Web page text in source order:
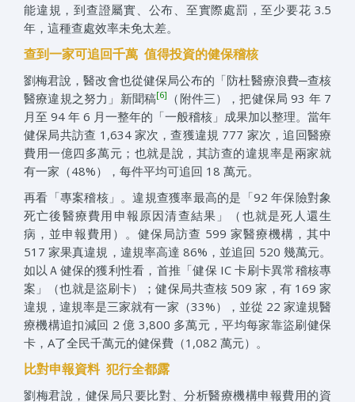
能違規，到查證屬實、公布、至實際處罰，至少要花 3.5
年，這種查處效率未免太差。
查到一家可追回千萬 值得投資的健保稽核
劉梅君說，醫改會也從健保局公布的「防杜醫療浪費─查核
醫療違規之努力」新聞稿[6]
（附件三），把健保局 93 年 7
月至 94 年 6 月一整年的「一般稽核」成果加以整理。當年
健保局共訪查 1,634 家次，查獲違規 777 家次，追回醫療
費用一億四多萬元；也就是說，其訪查的違規率是兩家就
有一家（48%），每件平均可追回 18 萬元。
再看「專案稽核」。違規查獲率最高的是「92 年保險對象
死亡後醫療費用申報原因清查結果」（也就是死人還生
病，並申報費用）。健保局訪查 599 家醫療機構，其中
517 家果真違規，違規率高達 86%，並追回 520 幾萬元。
如以Ａ健保的獲利性看，首推「健保 IC 卡刷卡異常稽核專
案」（也就是盜刷卡）；健保局共查核 509 家，有 169 家
違規，違規率是三家就有一家（33%），並從 22 家違規醫
療機構追扣減回 2 億 3,800 多萬元，平均每家靠盜刷健保
卡，A了全民千萬元的健保費（1,082 萬元）。
比對申報資料 犯行全都露
劉梅君說，健保局只要比對、分析醫療機構申報費用的資